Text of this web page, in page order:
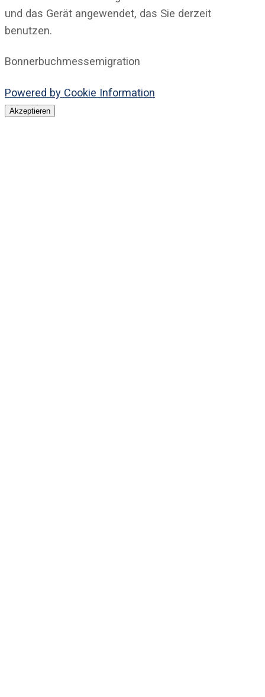
und das Gerät angewendet, das Sie derzeit
benutzen.
Bonnerbuchmessemigration
Powered by Cookie Information
Akzeptieren